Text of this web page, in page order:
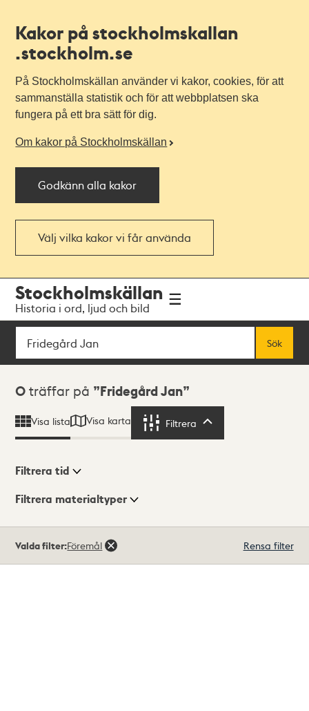
Kakor på stockholmskallan
.stockholm.se
På Stockholmskällan använder vi kakor, cookies, för att
sammanställa statistik och för att webbplatsen ska
fungera på ett bra sätt för dig.
Om kakor på Stockholmskällan
Godkänn alla kakor
Välj vilka kakor vi får använda
navigationen
huvudinnehållet
Stockholmskällan
Historia i ord, ljud och bild
Sök
Sök
Sökresultat
0 träffar på Fridegård Jan
Visa lista Visa karta Filtrera
Visningsläge
Filtrera tid
Filtrera materialtyper
träffar
Valda filter:Föremål Rensa filter